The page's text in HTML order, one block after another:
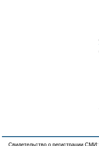
Свидетельство о регистрации СМИ: